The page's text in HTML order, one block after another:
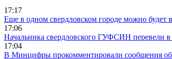
17:17
Еще в одном свердловском городе можно будет
17:06
Начальника свердловского ГУФСИН перевели в
17:04
В Минцифры прокомментировали сообщения об